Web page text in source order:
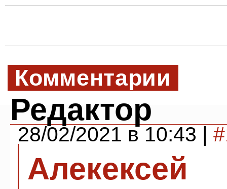
Комментарии
Редактор
28/02/2021 в 10:43 |
Алекексей